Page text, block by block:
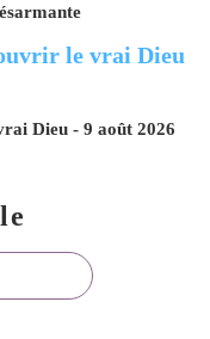
Dieu - 9 août 2026